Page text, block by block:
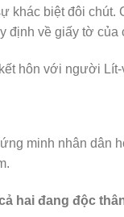
khác biệt đôi chút.
định về giấy tờ
hôn với người
minh nhân dân
hai đang độc